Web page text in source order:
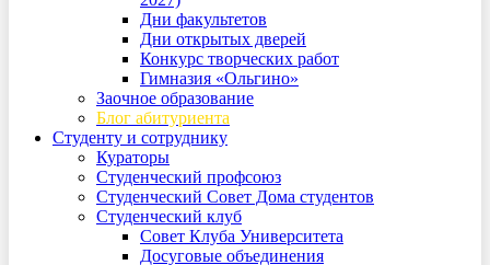
Дни факультетов
Дни открытых дверей
Конкурс творческих работ
Гимназия «Ольгино»
Заочное образование
Блог абитуриента
Студенту и сотруднику
Кураторы
Студенческий профсоюз
Студенческий Совет Дома студентов
Студенческий клуб
Совет Клуба Университета
Досуговые объединения